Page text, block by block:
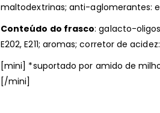
maltodextrinas; anti-aglomerantes:
Conteúdo do frasco: galacto-
E202, E211; aromas; corretor de
[mini] *suportado por amido de
[/mini]